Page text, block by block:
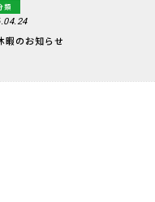
類
暇のお知らせ